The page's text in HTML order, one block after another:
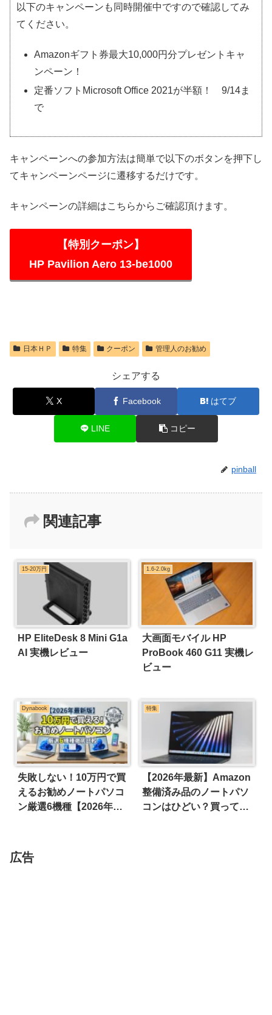
以下のキャンペーンも同時開催中ですので確認してみ
てください。
Amazonギフト券最大10,000円分プレゼントキャ
ンペーン！
定番ソフトMicrosoft Office 2021が半額！ 9/14ま
で
キャンペーンへの参加方法は簡単で以下のボタンを押下し
てキャンペーンページに遷移するだけです。
キャンペーンの詳細はこちらからご確認頂けます。
【特別クーポン】
HP Pavilion Aero 13-be1000
日本ＨＰ 特集 クーポン 管理人のお勧め
シェアする
X Facebook はてブ
LINE コピー
pinball
関連記事
15-20万円
HP EliteDesk 8 Mini G1a
AI 実機レビュー
1.6-2.0kg
大画面モバイル HP
ProBook 460 G11 実機レ
ビュー
Dynabook
失敗しない！10万円で買
えるお勧めノートパソコ
ン厳選6機種【2026年
特集
【2026年最新】Amazon
整備済み品のノートパソ
コンはひどい？買っては
広告